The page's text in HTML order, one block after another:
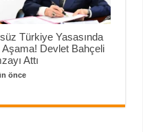
Türkiye Yasasında
Aşama! Devlet Bahçeli
Attı
önce